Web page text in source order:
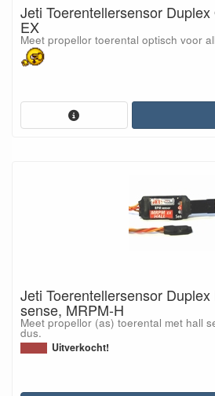
Jeti Toerentellersensor
EX
Meet propellor toerental optisch voor
Jeti Toerentellersensor
sense, MRPM-H
Meet propellor (as) toerental met hall
dus.
Uitverkocht!